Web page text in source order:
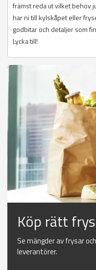
främst reda ut vilket behov
har ni till kylskåpet eller
godbitar och detaljer som
Lycka till!
Köp rätt
Se mängder av frysar
leverantörer.